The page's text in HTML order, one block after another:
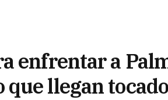
enfrentar a
que llegan